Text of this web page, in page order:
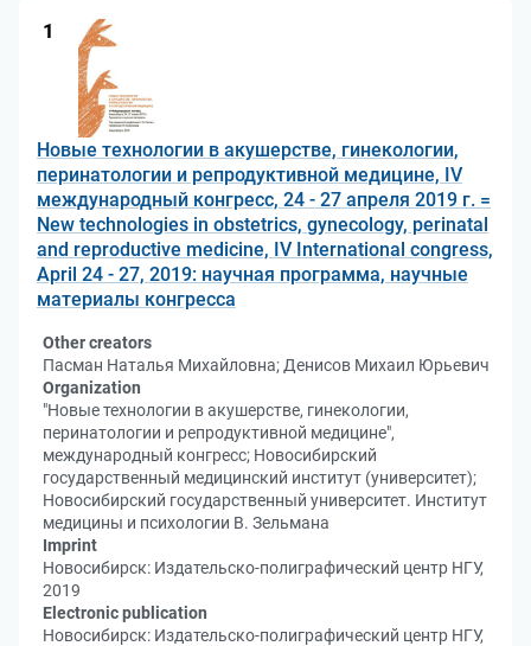
1
Новые технологии в акушерстве, гинекологии,
перинатологии и репродуктивной медицине, IV
международный конгресс, 24 - 27 апреля 2019 г. =
New technologies in obstetrics, gynecology, perinatal
and reproductive medicine, IV International congress,
April 24 - 27, 2019: научная программа, научные
материалы конгресса
Other creators
Пасман Наталья Михайловна; Денисов Михаил Юрьевич
Organization
"Новые технологии в акушерстве, гинекологии,
перинатологии и репродуктивной медицине",
международный конгресс; Новосибирский
государственный медицинский институт (университет);
Новосибирский государственный университет. Институт
медицины и психологии В. Зельмана
Imprint
Новосибирск: Издательско-полиграфический центр НГУ,
2019
Electronic publication
Новосибирск: Издательско-полиграфический центр НГУ,